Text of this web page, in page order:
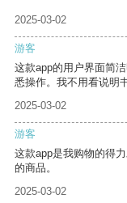
2025-03-02
游客
这款app的用户界面简
悉操作。我不用看说明
2025-03-02
游客
这款app是我购物的得
的商品。
2025-03-02